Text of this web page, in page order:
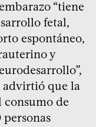
“tiene
fetal,
espontáneo,
y
advirtió que la
de
personas